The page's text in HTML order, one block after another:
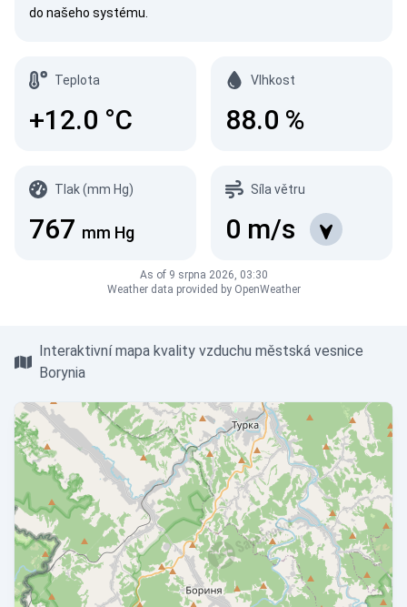
do našeho systému.
Teplota
+12.0 °C
Vlhkost
88.0 %
Tlak (mm Hg)
767 mm Hg
Síla větru
0 m/s
As of 9 srpna 2026, 03:30
Weather data provided by OpenWeather
Interaktivní mapa kvality vzduchu městská vesnice
Borynia